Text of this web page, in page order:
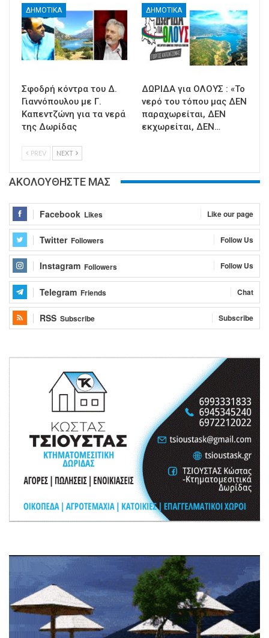
ΔΗΜΟΤΙΚΑ
Σφοδρή κόντρα του Δ.
Γιαννόπουλου με Γ.
Καπεντζώνη για τα νερά
της Δωρίδας
ΔΗΜΟΤΙΚΑ
ΔΩΡΙΔΑ για ΟΛΟΥΣ : «Το
νερό του τόπου μας ΔΕΝ
παραχωρείται, ΔΕΝ
εκχωρείται, ΔΕΝ…
PREV NEXT
ΑΚΟΛΟΥΘΗΣΤΕ ΜΑΣ
Facebook Likes Like our page
Twitter Followers Follow Us
Instagram Followers Follow Us
Telegram Friends Chat
RSS Subscribe Subscribe